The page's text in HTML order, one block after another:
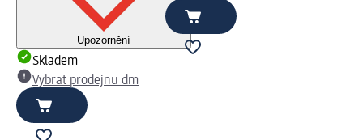
Upozornění
Skladem
Vybrat prodejnu dm